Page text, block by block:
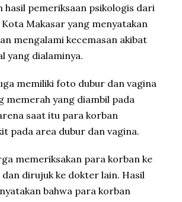
hasil pemeriksaan psikologis dari
Kota Makasar yang menyatakan
mengalami kecemasan akibat
yang dialaminya.
memiliki foto dubur dan vagina
memerah yang diambil pada
saat itu para korban
pada area dubur dan vagina.
memeriksakan para korban ke
dan dirujuk ke dokter lain. Hasil
bahwa para korban